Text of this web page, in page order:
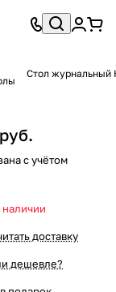
Стол журнальный
с учётом
наличии
доставку
дешевле?